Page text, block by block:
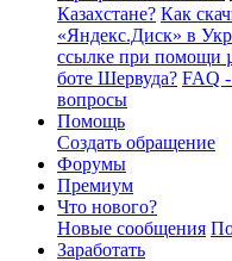
Казахстане? Как
«Яндекс.Диск» в
ссылке при помощи
боте Шервуда? FAQ
вопросы
Помощь
Создать обращение
Форумы
Премиум
Что нового?
Новые сообщения
Заработать